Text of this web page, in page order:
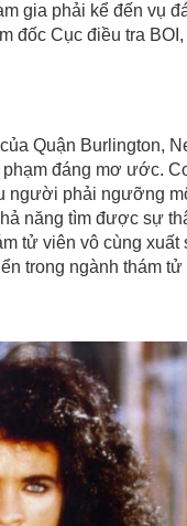
gia phải kể đến vụ
đốc Cục điều tra
Quận Burlington,
đáng mơ ước.
người phải ngưỡng
năng tìm được sự
tử viên vô cùng
trong ngành thám tử